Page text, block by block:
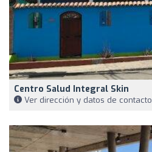
Centro Salud Integral Skin
Ver dirección y datos de contacto